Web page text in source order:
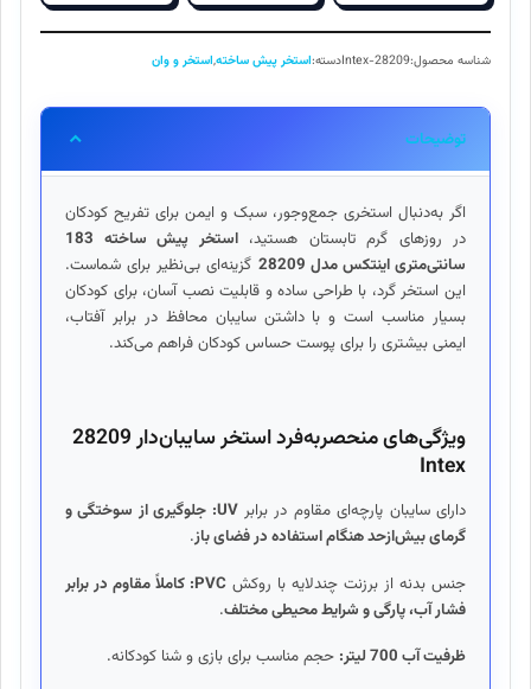
دار
183
28209
Intex
شناسه محصول:Intex-28209دسته:استخر پیش ساخته,استخر و وان
توضیحات
اگر به‌دنبال استخری جمع‌وجور، سبک و ایمن برای تفریح کودکان
در روزهای گرم تابستان هستید،
استخر پیش ساخته 183
سانتی‌متری اینتکس مدل 28209
گزینه‌ای بی‌نظیر برای شماست.
این استخر گرد، با طراحی ساده و قابلیت نصب آسان، برای کودکان
بسیار مناسب است و با داشتن سایبان محافظ در برابر آفتاب،
ایمنی بیشتری را برای پوست حساس کودکان فراهم می‌کند.
ویژگی‌های منحصربه‌فرد استخر سایبان‌دار 28209
Intex
دارای سایبان پارچه‌ای مقاوم در برابر
UV: جلوگیری از سوختگی و
گرمای بیش‌ازحد هنگام استفاده در فضای باز.
جنس بدنه از برزنت چندلایه با روکش
PVC: کاملاً مقاوم در برابر
فشار آب، پارگی و شرایط محیطی مختلف.
ظرفیت آب 700 لیتر:
حجم مناسب برای بازی و شنا کودکانه.